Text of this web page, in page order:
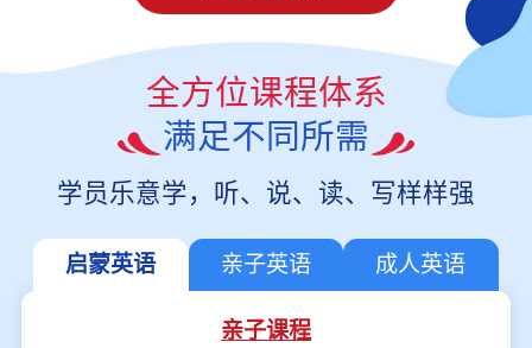
全方位课程体系
满足不同所需
学员乐意学，听、说、读、写样样强
启蒙英语 亲子英语 成人英语
亲子课程